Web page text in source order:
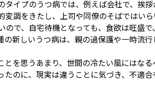
イプのうつ病では、例えば会社で、挨拶
調をきたし、上司や同僚のそばではい
で、自宅待機となっても、食欲は旺盛
新しいうつ病は、親の過保護や一時流
を思うあまり、世間の冷たい風にはな
のに、現実は違うことに気づき、不適